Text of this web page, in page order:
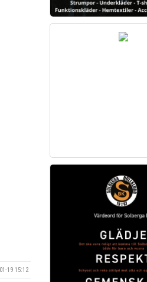
19 15:12